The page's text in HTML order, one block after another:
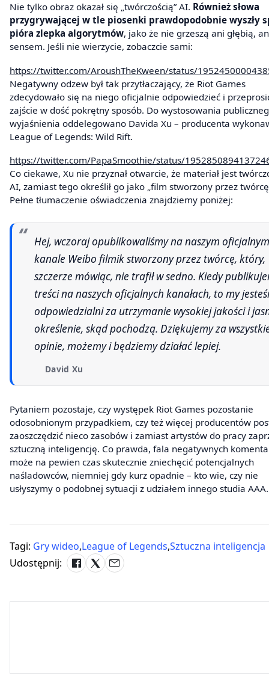
Nie tylko obraz okazał się „twórczością” AI. Również słowa
przygrywającej w tle piosenki prawdopodobnie wyszły
pióra zlepka algorytmów, jako że nie grzeszą ani głębią,
sensem. Jeśli nie wierzycie, zobaczcie sami:
https://twitter.com/AroushTheKween/status/
Negatywny odzew był tak przytłaczający, że Riot Games
zdecydowało się na niego oficjalnie odpowiedzieć i
zajście w dość pokrętny sposób. Do wystosowania
wyjaśnienia oddelegowano Davida Xu – producenta
League of Legends: Wild Rift.
https://twitter.com/PapaSmoothie/status/
Co ciekawe, Xu nie przyznał otwarcie, że materiał jest
AI, zamiast tego określił go jako „film stworzony przez
Pełne tłumaczenie oświadczenia znajdziemy poniżej:
Hej, wczoraj opublikowaliśmy na naszym oficjalnym
kanale Weibo filmik stworzony przez twórcę, który,
szczerze mówiąc, nie trafił w sedno. Kiedy
treści na naszych oficjalnych kanałach, to my
odpowiedzialni za utrzymanie wysokiej jakości i
określenie, skąd pochodzą. Dziękujemy za
opinie, możemy i będziemy działać lepiej.
David Xu
Pytaniem pozostaje, czy występek Riot Games pozostanie
odosobnionym przypadkiem, czy też więcej producentów
zaoszczędzić nieco zasobów i zamiast artystów do pracy
sztuczną inteligencję. Co prawda, fala negatywnych
może na pewien czas skutecznie zniechęcić potencjalnych
naśladowców, niemniej gdy kurz opadnie – kto wie, czy nie
usłyszymy o podobnej sytuacji z udziałem innego studia AAA.
Tagi: Gry wideo,League of Legends,Sztuczna inteligencja
Udostępnij: